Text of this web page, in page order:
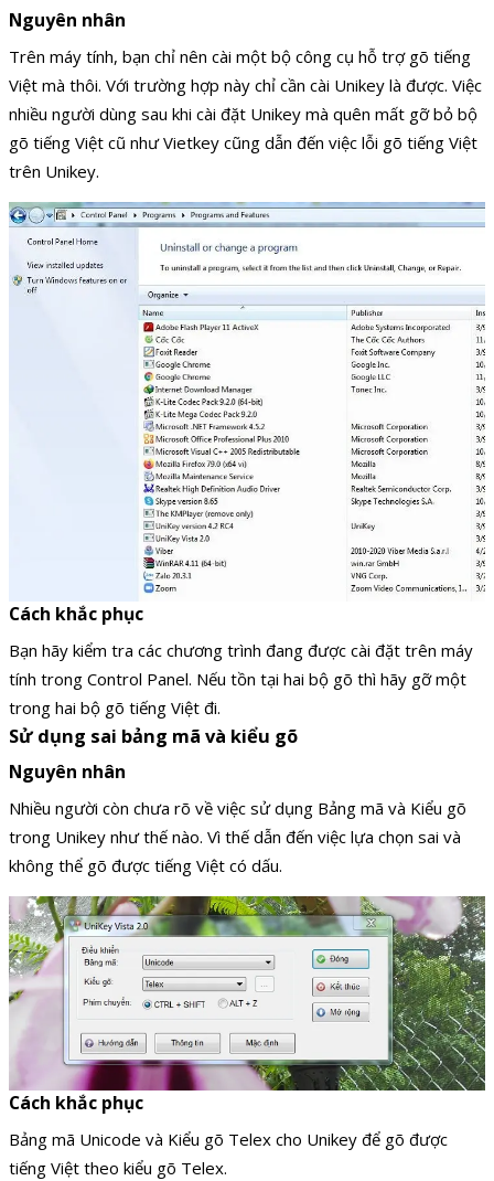
Nguyên nhân
Trên máy tính, bạn chỉ nên cài một bộ công cụ hỗ trợ gõ tiếng
Việt mà thôi. Với trường hợp này chỉ cần cài Unikey là được. Việc
nhiều người dùng sau khi cài đặt Unikey mà quên mất gỡ bỏ bộ
gõ tiếng Việt cũ như Vietkey cũng dẫn đến việc lỗi gõ tiếng Việt
trên Unikey.
Cách khắc phục
Bạn hãy kiểm tra các chương trình đang được cài đặt trên máy
tính trong Control Panel. Nếu tồn tại hai bộ gõ thì hãy gỡ một
trong hai bộ gõ tiếng Việt đi.
Sử dụng sai bảng mã và kiểu gõ
Nguyên nhân
Nhiều người còn chưa rõ về việc sử dụng Bảng mã và Kiểu gõ
trong Unikey như thế nào. Vì thế dẫn đến việc lựa chọn sai và
không thể gõ được tiếng Việt có dấu.
Cách khắc phục
Bảng mã Unicode và Kiểu gõ Telex cho Unikey để gõ được
tiếng Việt theo kiểu gõ Telex.